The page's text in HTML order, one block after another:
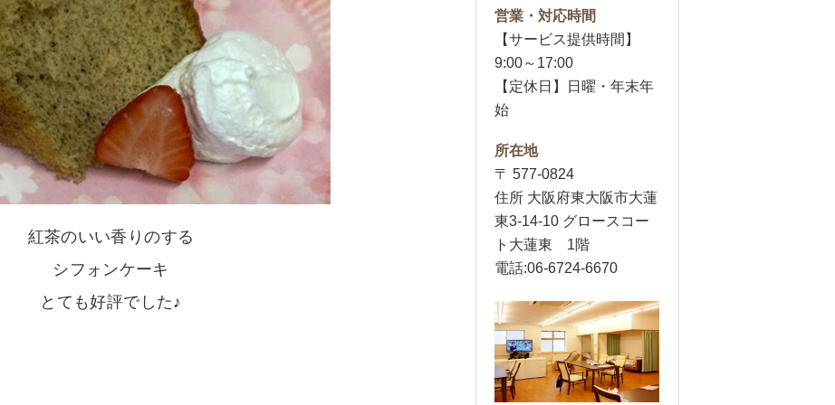
紅茶のいい香りのする
シフォンケーキ
とても好評でした♪
営業・対応時間
【サービス提供時間】
9:00～17:00
【定休日】日曜・年末年
始
所在地
〒 577-0824
住所 大阪府東大阪市大蓮
東3-14-10 グロースコー
ト大蓮東 1階
電話:06-6724-6670